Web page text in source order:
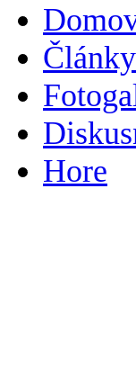
Hore